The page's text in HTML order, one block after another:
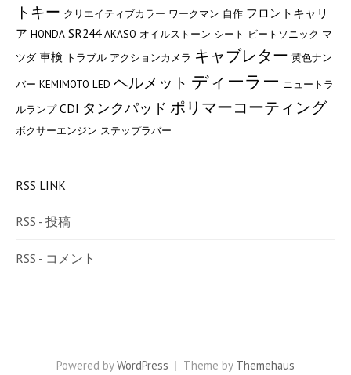
トキー クリエイティブカラー ワークマン 自作 フロントキャリ
ア HONDA SR244 AKASO オイルストーン シート ビートソニック マ
ツダ 車検 トラブル アクションカメラ キャブレター 黄色ナン
バー KEMIMOTO LED ヘルメット ディーラー ニュートラ
ルランプ CDI タンクパッド ポリマーコーティング
ボクサーエンジン ステップラバー
RSS LINK
RSS - 投稿
RSS - コメント
Powered byWordPress | Theme by Themehaus